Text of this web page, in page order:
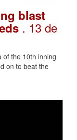
blast
. 13 de
of the 10th inning
on to beat the